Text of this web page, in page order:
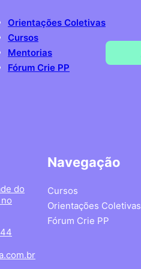
Orientações Coletivas
Cursos
Mentorias
Fórum Crie PP
do
Navegação
Cursos
Orientações Coletivas
Fórum Crie PP